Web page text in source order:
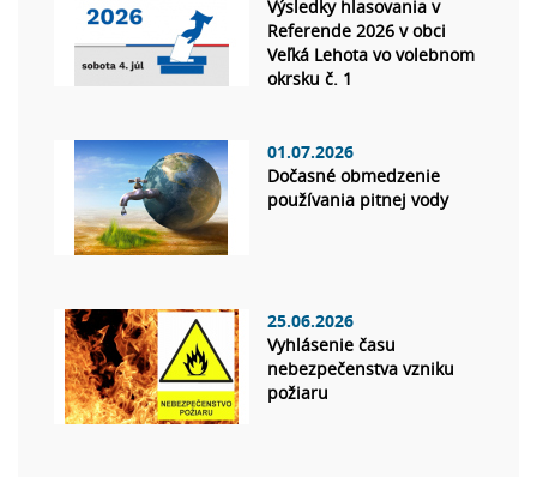
Výsledky hlasovania v
Referende 2026 v obci
Veľká Lehota vo volebnom
okrsku č. 1
01.07.2026
Dočasné obmedzenie
používania pitnej vody
25.06.2026
Vyhlásenie času
nebezpečenstva vzniku
požiaru